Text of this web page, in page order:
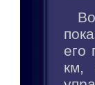
его
км,